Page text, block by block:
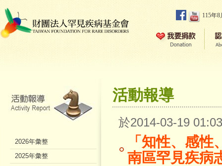
115年
活動報導
於2014-03-19
「知性、感
南區罕見疾病
2026年彙整
2025年彙整